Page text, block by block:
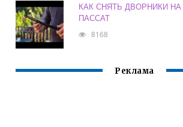
КАК СНЯТЬ ДВОРНИКИ
ПАССАТ
8168
Реклама